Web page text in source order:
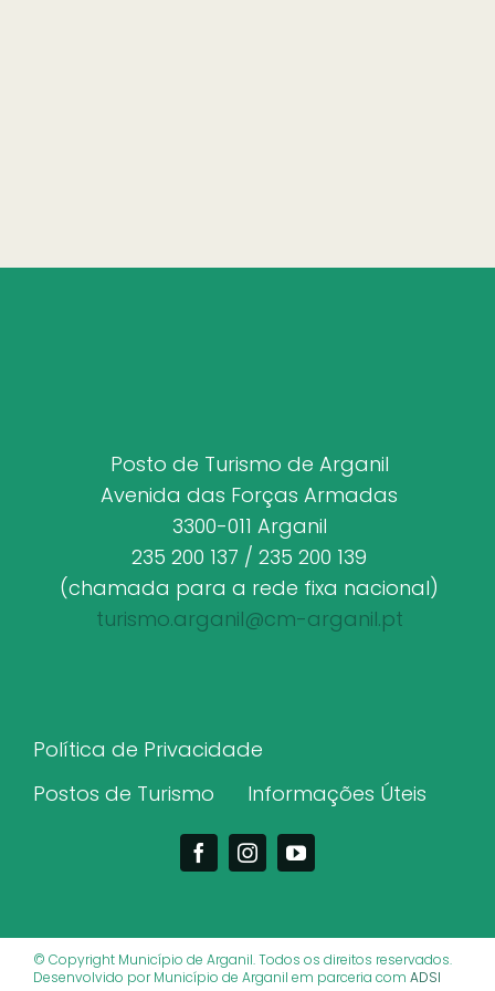
Posto de Turismo de Arganil
Avenida das Forças Armadas
3300-011 Arganil
235 200 137 / 235 200 139
(chamada para a rede fixa nacional)
turismo.arganil@cm-arganil.pt
Política de Privacidade
Postos de Turismo
Informações Úteis
© Copyright Município de Arganil. Todos os direitos reservados.
Desenvolvido por Município de Arganil em parceria com ADSI